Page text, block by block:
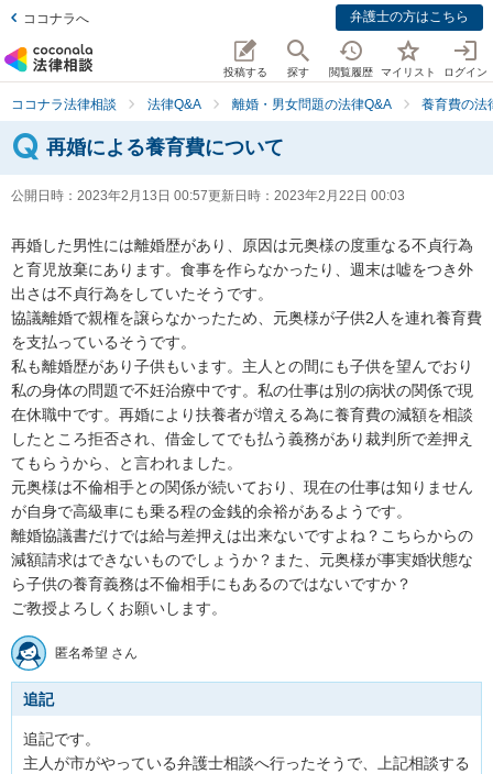
ココナラへ 弁護士の方はこちら
投稿する 探す 閲覧履歴 マイリスト ログイン
ココナラ法律相談 法律Q&A 離婚・男女問題の法律Q&A 養育費の法
再婚による養育費について
公開日時： 2023年2月13日 00:57更新日時： 2023年2月22日 00:03
再婚した男性には離婚歴があり、原因は元奥様の度重なる不貞行為
と育児放棄にあります。食事を作らなかったり、週末は嘘をつき外
出さは不貞行為をしていたそうです。
協議離婚で親権を譲らなかったため、元奥様が子供2人を連れ養育費
を支払っているそうです。
私も離婚歴があり子供もいます。主人との間にも子供を望んでおり
私の身体の問題で不妊治療中です。私の仕事は別の病状の関係で現
在休職中です。再婚により扶養者が増える為に養育費の減額を相談
したところ拒否され、借金してでも払う義務があり裁判所で差押え
てもらうから、と言われました。
元奥様は不倫相手との関係が続いており、現在の仕事は知りません
が自身で高級車にも乗る程の金銭的余裕があるようです。
離婚協議書だけでは給与差押えは出来ないですよね？こちらからの
減額請求はできないものでしょうか？また、元奥様が事実婚状態な
ら子供の養育義務は不倫相手にもあるのではないですか？
ご教授よろしくお願いします。
匿名希望 さん
追記
追記です。
主人が市がやっている弁護士相談へ行ったそうで、上記相談する